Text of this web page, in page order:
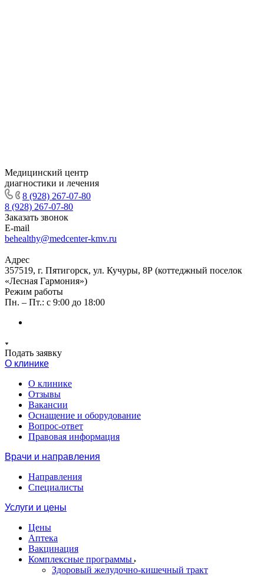
Медицинский центр
диагностики и лечения
8 (928) 267-07-80
8 (928) 267-07-80
Заказать звонок
E-mail
behealthy@medcenter-kmv.ru
Адрес
357519, г. Пятигорск, ул. Кучуры, 8Р (коттеджный поселок
«Лесная Гармония»)
Режим работы
Пн. – Пт.: с 9:00 до 18:00
Подать заявку
О клинике
О клинике
Отзывы
Вакансии
Оснащение и оборудование
Вопрос-ответ
Правовая информация
Врачи и направления
Направления
Специалисты
Услуги и цены
Цены
Аптека
Вакцинация
Комплексные программы
Здоровый желудочно-кишечный тракт